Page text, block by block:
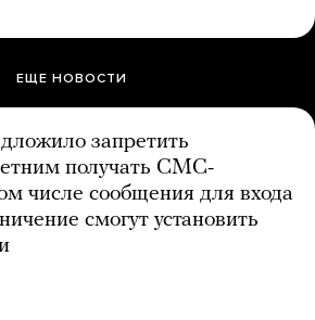
ЕЩЕ НОВОСТИ
запретить
получать СМС-
числе сообщения для входа
смогут установить